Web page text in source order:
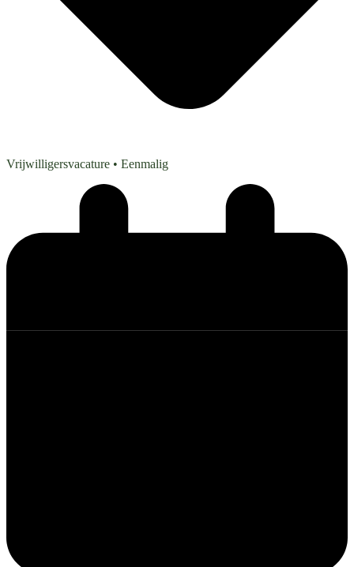
Vrijwilligersvacature • Eenmalig